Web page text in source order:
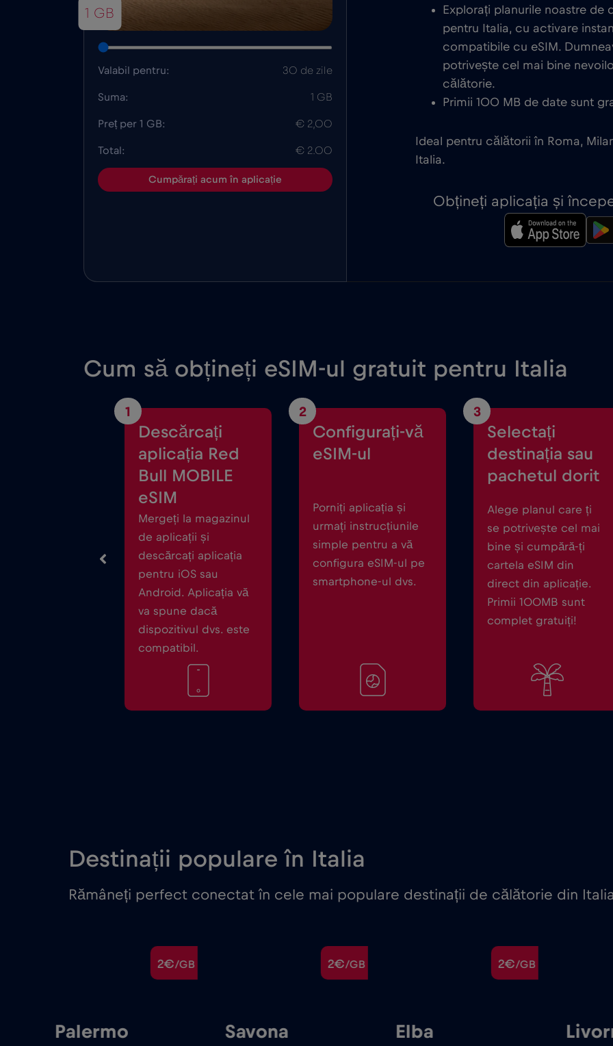
1 GB
Valabil pentru: 30 de zile
Suma: 1 GB
Preț per 1 GB: € 2,00
Total: € 2.00
Cumpărați acum în aplicație
Explorați planurile noastre de
pentru Italia, cu activare
compatibile cu eSIM.
potrivește cel mai bine
călătorie.
Primii 100 MB de date sunt
Ideal pentru călătorii în Roma,
Italia.
Obțineți aplicația și
Cum să obțineți eSIM-ul gratuit pentru Italia
1
Descărcați
aplicația Red
Bull MOBILE
eSIM
Mergeți la magazinul
de aplicații și
descărcați aplicația
pentru iOS sau
Android. Aplicația vă
va spune dacă
dispozitivul dvs. este
compatibil.
2
Configurați-vă
eSIM-ul
Porniți aplicația și
urmați instrucțiunile
simple pentru a vă
configura eSIM-ul pe
smartphone-ul dvs.
3
Selectați
destinația sau
pachetul dorit
Alege planul care ți
se potrivește cel mai
bine și cumpără-ți
cartela eSIM din
direct din aplicație.
Primii 100MB sunt
complet gratuiți!
Destinații populare în Italia
Rămâneți perfect conectat în cele mai populare destinații de călătorie din
2€/GB
Palermo
2€/GB
Savona
2€/GB
Elba